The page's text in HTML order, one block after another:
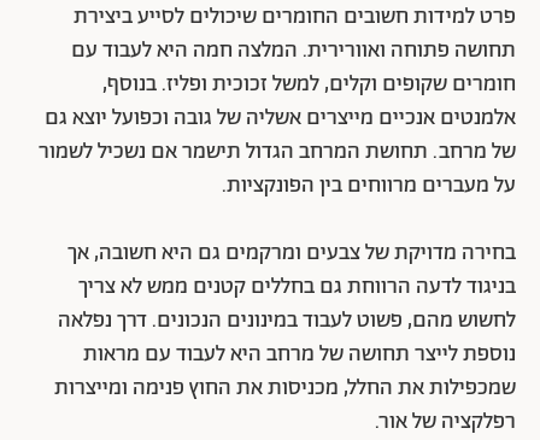
פרט למידות חשובים החומרים שיכולים לסייע ביצירת
תחושה פתוחה ואוורירית. המלצה חמה היא לעבוד עם
חומרים שקופים וקלים, למשל זכוכית ופליז. בנוסף,
אלמנטים אנכיים מייצרים אשליה של גובה וכפועל יוצא גם
של מרחב. תחושת המרחב הגדול תישמר אם נשכיל לשמור
על מעברים מרווחים בין הפונקציות.
בחירה מדויקת של צבעים ומרקמים גם היא חשובה, אך
בניגוד לדעה הרווחת גם בחללים קטנים ממש לא צריך
לחשוש מהם, פשוט לעבוד במינונים הנכונים. דרך נפלאה
נוספת לייצר תחושה של מרחב היא לעבוד עם מראות
שמכפילות את החלל, מכניסות את החוץ פנימה ומייצרות
רפלקציה של אור.